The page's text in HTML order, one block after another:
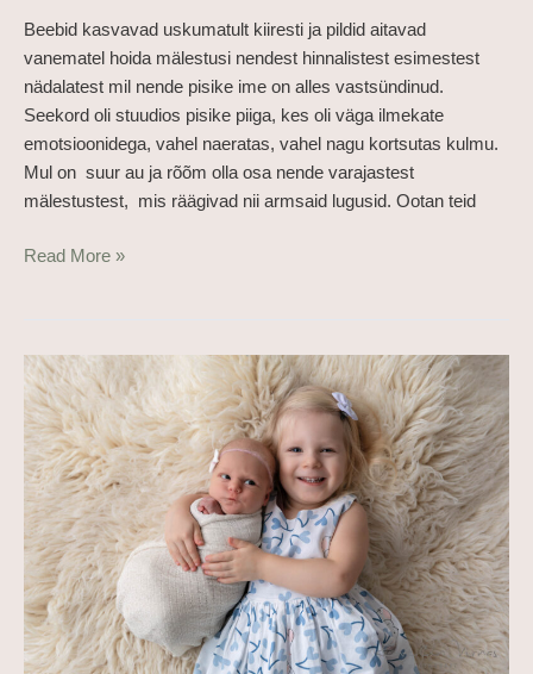
Beebid kasvavad uskumatult kiiresti ja pildid aitavad
vanematel hoida mälestusi nendest hinnalistest esimestest
nädalatest mil nende pisike ime on alles vastsündinud.
Seekord oli stuudios pisike piiga, kes oli väga ilmekate
emotsioonidega, vahel naeratas, vahel nagu kortsutas kulmu.
Mul on suur au ja rõõm olla osa nende varajastest
mälestustest, mis räägivad nii armsaid lugusid. Ootan teid
Read More »
Pirke
–
vastsündinu
pildistamine
stuudios